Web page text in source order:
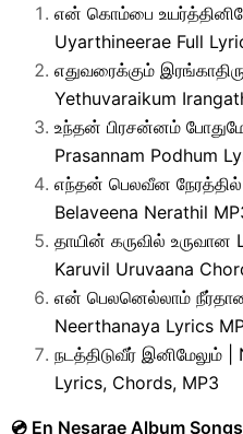
என் கொம்பை
Uyarthineerae Full
எதுவரைக்கும்
Yethuvaraikum
உந்தன் பிரசன்னம்
Prasannam Podhum
எந்தன் பெலவீன
Belaveena Nerathil
தாயின் கருவில் உருவான
Karuvil Uruvaana
என் பெலனெல்லாம்
Neerthanaya Lyrics
நடத்திடுவீர் இனிமேலும்
Lyrics, Chords, MP3
💿 En Nesarae Album